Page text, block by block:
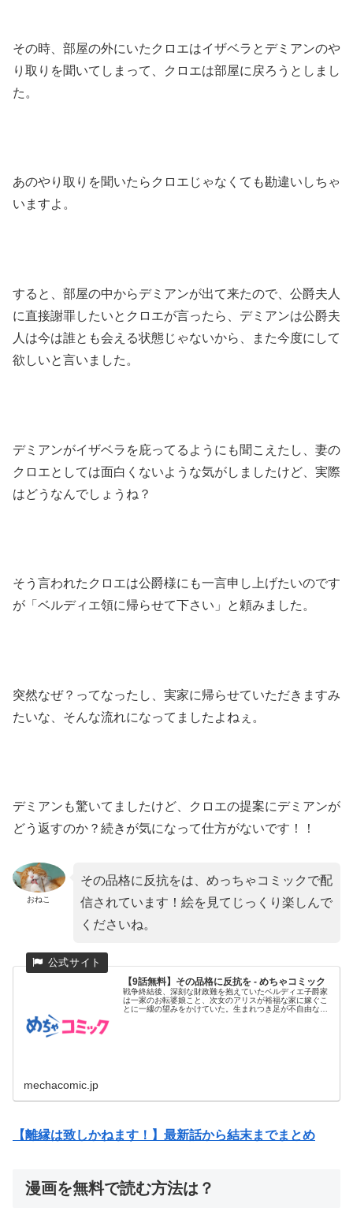
その時、部屋の外にいたクロエはイザベラとデミアンのや
り取りを聞いてしまって、クロエは部屋に戻ろうとしまし
た。
あのやり取りを聞いたらクロエじゃなくても勘違いしちゃ
いますよ。
すると、部屋の中からデミアンが出て来たので、公爵夫人
に直接謝罪したいとクロエが言ったら、デミアンは公爵夫
人は今は誰とも会える状態じゃないから、また今度にして
欲しいと言いました。
デミアンがイザベラを庇ってるようにも聞こえたし、妻の
クロエとしては面白くないような気がしましたけど、実際
はどうなんでしょうね？
そう言われたクロエは公爵様にも一言申し上げたいのです
が「ベルディエ領に帰らせて下さい」と頼みました。
突然なぜ？ってなったし、実家に帰らせていただきますみ
たいな、そんな流れになってましたよねぇ。
デミアンも驚いてましたけど、クロエの提案にデミアンが
どう返すのか？続きが気になって仕方がないです！！
おねこ
その品格に反抗をは、めっちゃコミックで配
信されています！絵を見てじっくり楽しんで
くださいね。
【9話無料】その品格に反抗を - めちゃコミック
戦争終結後、深刻な財政難を抱えていたベルディエ子爵家
は一家のお転婆娘こと、次女のアリスが裕福な家に嫁ぐこ
とに一縷の望みをかけていた。生まれつき足が不自由な長
mechacomic.jp
【離縁は致しかねます！】最新話から結末までまとめ
漫画を無料で読む方法は？